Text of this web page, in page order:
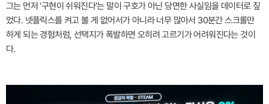
그는 먼저 '구현이 쉬워진다'는 말이 구호가 아닌 당면한 사실임을 데이터로 짚
었다. 넷플릭스를 켜고 볼 게 없어서가 아니라 너무 많아서 30분간 스크롤만
하게 되는 경험처럼, 선택지가 폭발하면 오히려 고르기가 어려워진다는 것이
다.